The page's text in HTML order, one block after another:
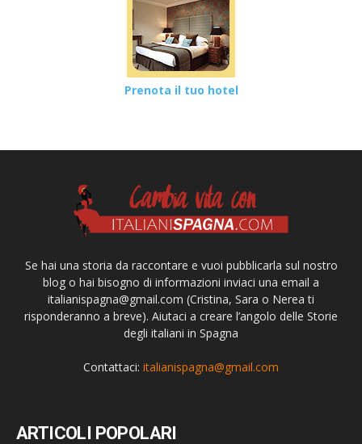
Prenota il tuo hotel
Se hai una storia da raccontare e vuoi pubblicarla sul nostro
blog o hai bisogno di informazioni inviaci una email a
italianispagna@gmail.com (Cristina, Sara o Nerea ti
risponderanno a breve). Aiutaci a creare l’angolo delle Storie
degli italiani in Spagna
Contattaci: italianispagna@gmail.com
ARTICOLI POPOLARI